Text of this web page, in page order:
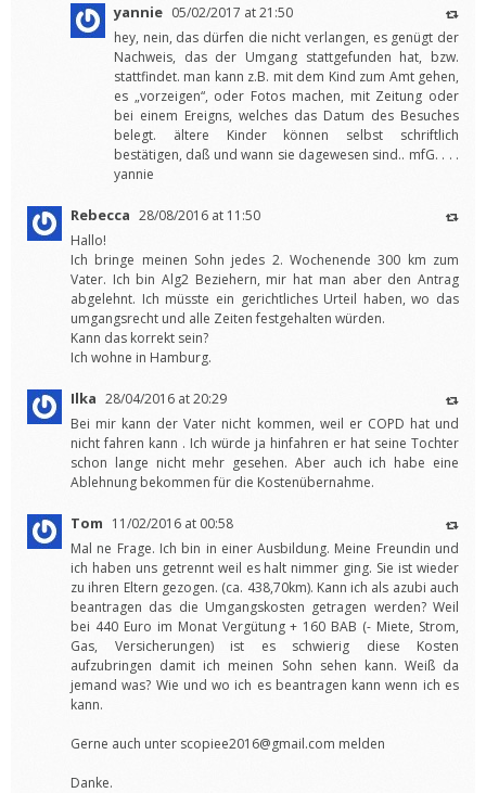
yannie 05/02/2017 at 21:50
hey, nein, das dürfen die nicht verlangen, es genügt der
Nachweis, das der Umgang stattgefunden hat, bzw.
stattfindet. man kann z.B. mit dem Kind zum Amt gehen,
es „vorzeigen“, oder Fotos machen, mit Zeitung oder
bei einem Ereigns, welches das Datum des Besuches
belegt. ältere Kinder können selbst schriftlich
bestätigen, daß und wann sie dagewesen sind.. mfG. . . .
yannie
Rebecca 28/08/2016 at 11:50
Hallo!
Ich bringe meinen Sohn jedes 2. Wochenende 300 km zum
Vater. Ich bin Alg2 Beziehern, mir hat man aber den Antrag
abgelehnt. Ich müsste ein gerichtliches Urteil haben, wo das
umgangsrecht und alle Zeiten festgehalten würden.
Kann das korrekt sein?
Ich wohne in Hamburg.
Ilka 28/04/2016 at 20:29
Bei mir kann der Vater nicht kommen, weil er COPD hat und
nicht fahren kann . Ich würde ja hinfahren er hat seine Tochter
schon lange nicht mehr gesehen. Aber auch ich habe eine
Ablehnung bekommen für die Kostenübernahme.
Tom 11/02/2016 at 00:58
Mal ne Frage. Ich bin in einer Ausbildung. Meine Freundin und
ich haben uns getrennt weil es halt nimmer ging. Sie ist wieder
zu ihren Eltern gezogen. (ca. 438,70km). Kann ich als azubi auch
beantragen das die Umgangskosten getragen werden? Weil
bei 440 Euro im Monat Vergütung + 160 BAB (- Miete, Strom,
Gas, Versicherungen) ist es schwierig diese Kosten
aufzubringen damit ich meinen Sohn sehen kann. Weiß da
jemand was? Wie und wo ich es beantragen kann wenn ich es
kann.
Gerne auch unter scopiee2016@gmail.com melden
Danke.